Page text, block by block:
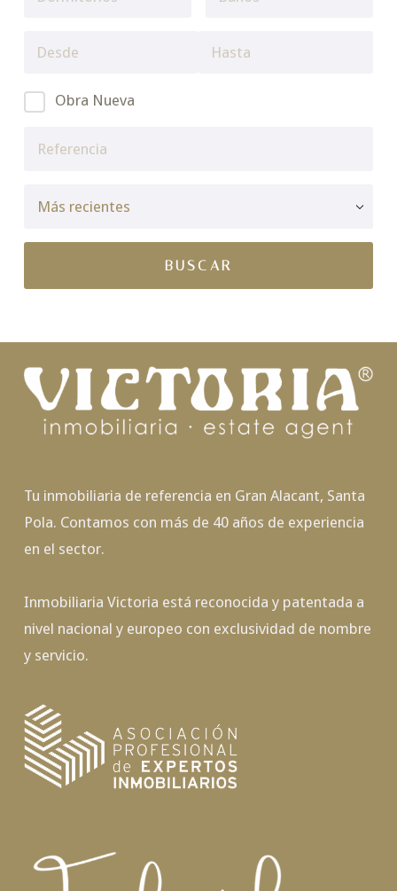
Obra Nueva
Tu inmobiliaria de referencia en Gran Alacant, Santa
Pola. Contamos con más de 40 años de experiencia
en el sector.
Inmobiliaria Victoria está reconocida y patentada a
nivel nacional y europeo con exclusividad de nombre
y servicio.